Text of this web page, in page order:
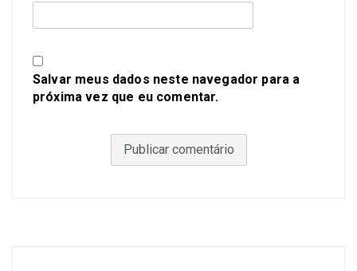
Salvar meus dados neste navegador para a
próxima vez que eu comentar.